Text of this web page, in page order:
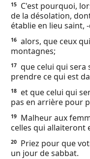
15
C'est pourquoi,
de la désolation,
établie en lieu saint,
16 alors, que ceux
montagnes;
17 que celui qui sera
prendre ce qui est
18
et que celui qui
pas en arrière pour
19
Malheur aux
celles qui allaiteront
20
Priez pour que
un jour de sabbat.